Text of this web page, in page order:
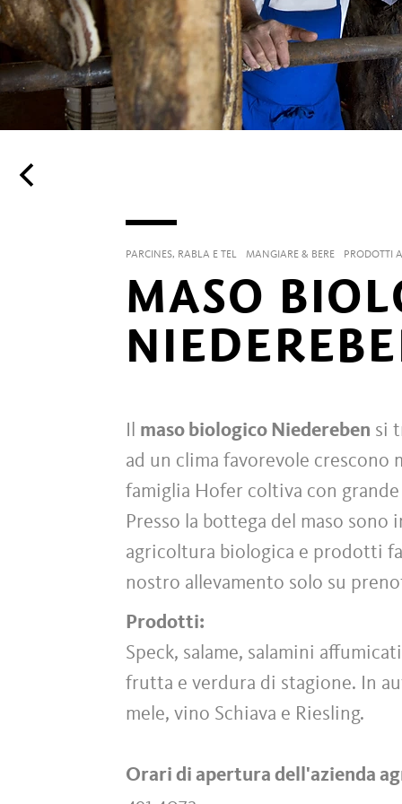
PARCINES, RABLA E TEL MANGIARE & BERE PRODOTTI
MASO
maso biologico Niedereben si
ad un clima favorevole crescono
famiglia Hofer coltiva con
Presso la bottega del maso
agricoltura biologica e prodotti
nostro allevamento solo su
Prodotti:
Speck, salame, salamini
frutta e verdura di stagione. In
mele, vino Schiava e Riesling.
Orari di apertura dell'azienda